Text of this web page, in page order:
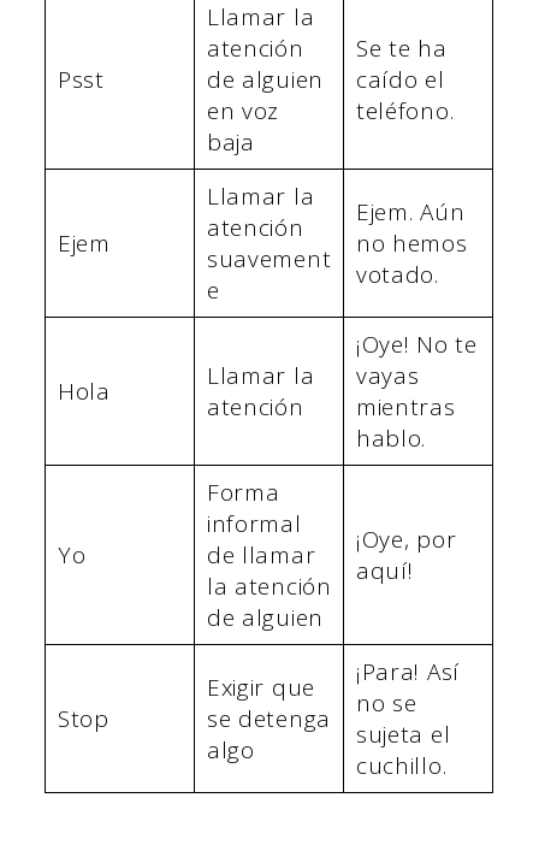
Psst
Llamar la
atención
de alguien
en voz
baja
Se te ha
caído el
teléfono.
Ejem
Llamar la
atención
suavement
e
Ejem. Aún
no hemos
votado.
Hola
Llamar la
atención
¡Oye! No te
vayas
mientras
hablo.
Yo
Forma
informal
de llamar
la atención
de alguien
¡Oye, por
aquí!
Stop
Exigir que
se detenga
algo
¡Para! Así
no se
sujeta el
cuchillo.